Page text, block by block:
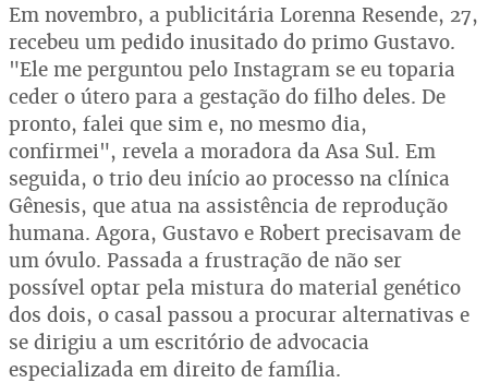
Em novembro, a publicitária Lorenna Resende, 27,
recebeu um pedido inusitado do primo Gustavo.
"Ele me perguntou pelo Instagram se eu toparia
ceder o útero para a gestação do filho deles. De
pronto, falei que sim e, no mesmo dia,
confirmei", revela a moradora da Asa Sul. Em
seguida, o trio deu início ao processo na clínica
Gênesis, que atua na assistência de reprodução
humana. Agora, Gustavo e Robert precisavam de
um óvulo. Passada a frustração de não ser
possível optar pela mistura do material genético
dos dois, o casal passou a procurar alternativas e
se dirigiu a um escritório de advocacia
especializada em direito de família.